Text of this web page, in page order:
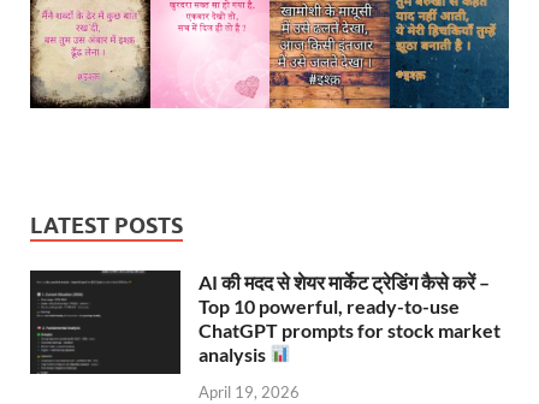
LATEST POSTS
AI की मदद से शेयर मार्केट ट्रेडिंग कैसे करें –
Top 10 powerful, ready-to-use
ChatGPT prompts for stock market
analysis
April 19, 2026